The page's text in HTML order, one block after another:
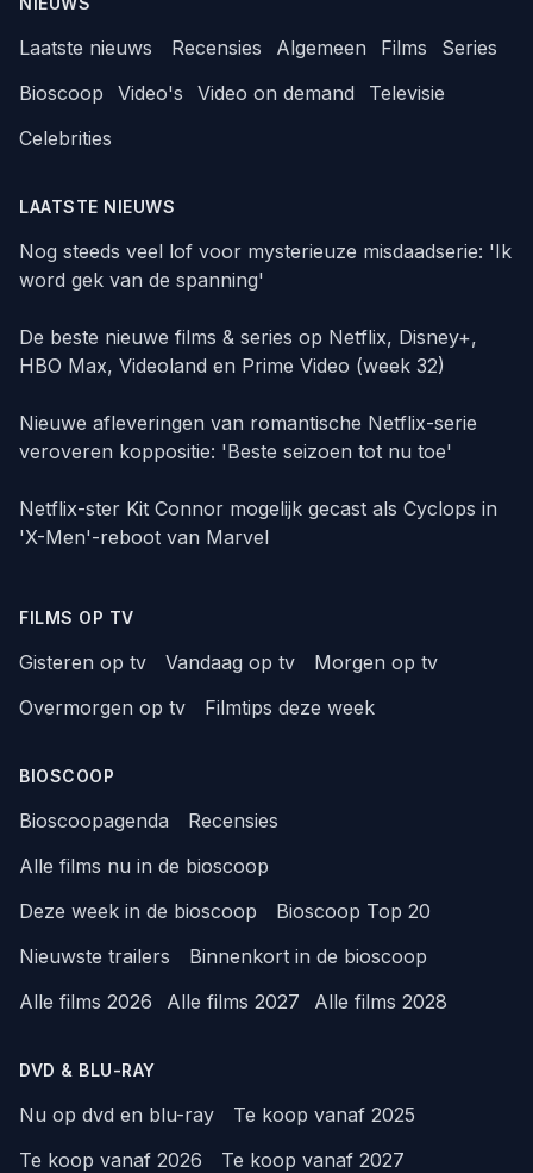
Laatste nieuws Recensies Algemeen Films
Series
Bioscoop
Video's Video on demand
Televisie
Celebrities
LAATSTE NIEUWS
Nog steeds veel lof voor mysterieuze misdaadserie: 'Ik
word gek van de spanning'
De beste nieuwe films & series op Netflix, Disney+,
HBO Max, Videoland en Prime Video (week 32)
Nieuwe afleveringen van romantische Netflix-serie
veroveren koppositie: 'Beste seizoen tot nu toe'
Netflix-ster Kit Connor mogelijk gecast als Cyclops in
'X-Men'-reboot van Marvel
FILMS OP TV
Gisteren op tv Vandaag op tv
Morgen op tv
Overmorgen op tv
Filmtips deze week
BIOSCOOP
Bioscoopagenda
Recensies
Alle films nu in de bioscoop
Deze week in de bioscoop
Bioscoop Top 20
Nieuwste trailers
Binnenkort in de bioscoop
Alle films 2026
Alle films 2027 Alle films 2028
DVD & BLU-RAY
Nu op dvd en blu-ray
Te koop vanaf 2025
Te koop vanaf 2026
Te koop vanaf 2027